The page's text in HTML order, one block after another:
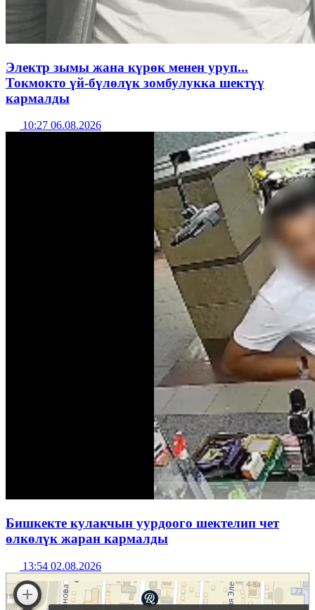
Электр зымы жана күрөк менен уруп...
Токмокто үй-бүлөлүк зомбулукка шектүү
кармалды
10:27 06.08.2026
Бишкекте кулакчын уурдоого шектелип чет
өлкөлүк жаран кармалды
13:54 02.08.2026